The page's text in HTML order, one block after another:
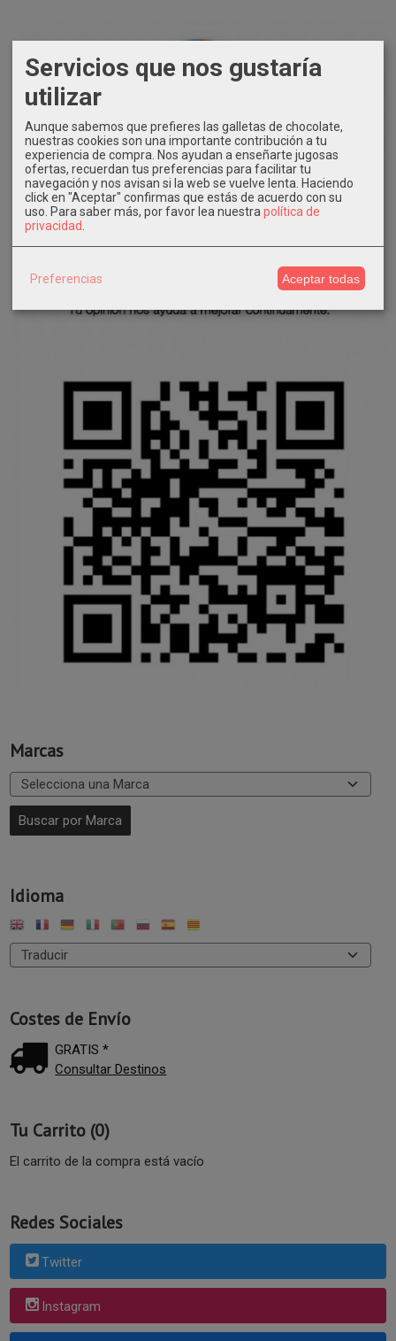
Marcas
Idioma
Costes de Envío
GRATIS *
Consultar Destinos
Tu Carrito (0)
El carrito de la compra está vacío
Redes Sociales
Twitter
Instagram
Servicios que nos gustaría
utilizar
Aunque sabemos que prefieres las galletas de chocolate,
nuestras cookies son una importante contribución a tu
experiencia de compra. Nos ayudan a enseñarte jugosas
ofertas, recuerdan tus preferencias para facilitar tu
navegación y nos avisan si la web se vuelve lenta. Haciendo
click en "Aceptar" confirmas que estás de acuerdo con su
uso. Para saber más, por favor lea nuestra política de
privacidad
Preferencias Aceptar todas